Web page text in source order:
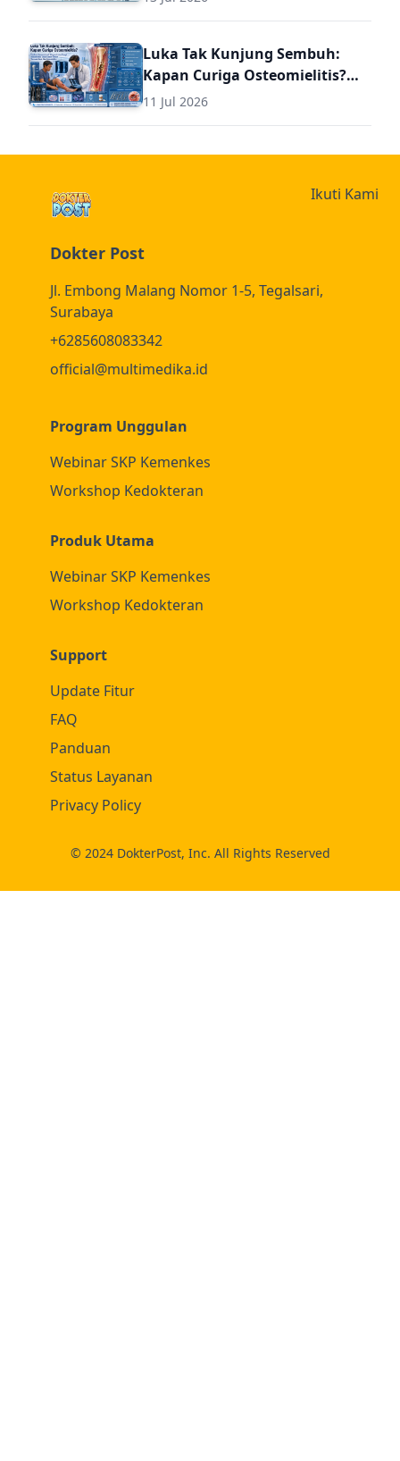
Luka Tak Kunjung Sembuh:
Kapan Curiga Osteomielitis?
Panduan Komprehensif
Umum (Termasuk Dosis Obat
11 Jul 2026
Dokter Post
Jl. Embong Malang Nomor 1-5, Tegalsari,
Surabaya
+6285608083342
official@multimedika.id
Program Unggulan
Webinar SKP Kemenkes
Workshop Kedokteran
Produk Utama
Webinar SKP Kemenkes
Workshop Kedokteran
Support
Update Fitur
FAQ
Panduan
Status Layanan
Privacy Policy
Ikuti Kami
© 2024 DokterPost, Inc. All Rights Reserved